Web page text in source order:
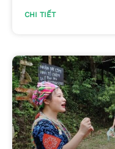
CHI TIẾT